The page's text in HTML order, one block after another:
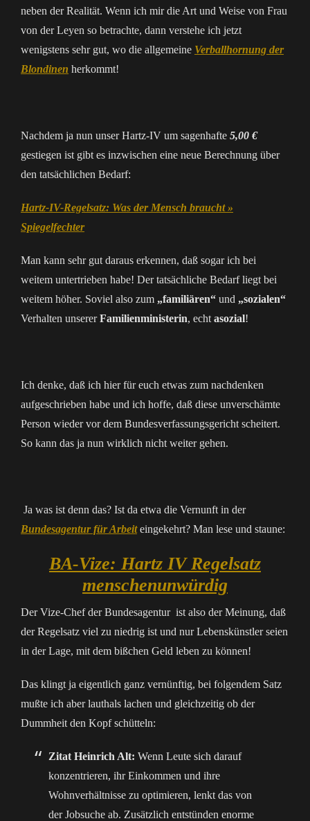
neben der Realität. Wenn ich mir die Art und Weise von Frau
von der Leyen so betrachte, dann verstehe ich jetzt
wenigstens sehr gut, wo die allgemeine Verballhornung der
Blondinen herkommt!
Nachdem ja nun unser Hartz-IV um sagenhafte 5,00 €
gestiegen ist gibt es inzwischen eine neue Berechnung über
den tatsächlichen Bedarf:
Hartz-IV-Regelsatz: Was der Mensch braucht »
Spiegelfechter
Man kann sehr gut daraus erkennen, daß sogar ich bei
weitem untertrieben habe! Der tatsächliche Bedarf liegt bei
weitem höher. Soviel also zum „familiären“ und „sozialen“
Verhalten unsererFamilienministerin, echt asozial!
Ich denke, daß ich hier für euch etwas zum nachdenken
aufgeschrieben habe und ich hoffe, daß diese unverschämte
Person wieder vor dem Bundesverfassungsgericht scheitert.
So kann das ja nun wirklich nicht weiter gehen.
Ja was ist denn das? Ist da etwa die Vernunft in der
Bundesagentur für Arbeiteingekehrt? Man lese und staune:
BA-Vize: Hartz IV Regelsatz
menschenunwürdig
Der Vize-Chef der Bundesagentur ist also der Meinung, daß
der Regelsatz viel zu niedrig ist und nur Lebenskünstler seien
in der Lage, mit dem bißchen Geld leben zu können!
Das klingt ja eigentlich ganz vernünftig, bei folgendem Satz
mußte ich aber lauthals lachen und gleichzeitig ob der
Dummheit den Kopf schütteln:
Zitat Heinrich Alt: Wenn Leute sich darauf
konzentrieren, ihr Einkommen und ihre
Wohnverhältnisse zu optimieren, lenkt das von
der Jobsuche ab. Zusätzlich entstünden enorme